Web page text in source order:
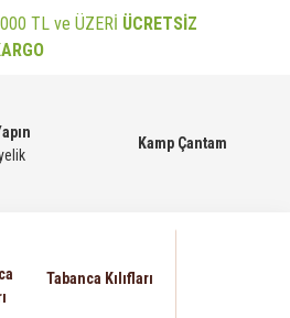
TL ve ÜZERİ ÜCRETSİZ
Kamp Çantam
Tabanca Kılıfları